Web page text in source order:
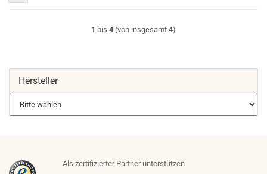
1 bis 4 (von insgesamt 4)
Hersteller
Als zertifizierterPartner unterstützen